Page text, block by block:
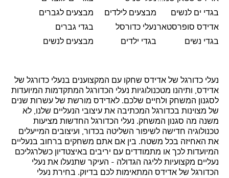
בגדי ים לנשים
מבצעים לילדים
מבצעים לגברים
אדידס סופרסטארנעלי כדורסל
בגדי גברים
בגדי נשים
בגדי ילדים מבצעים לנשים
נעלי כדורגל של אדידס שחקו עם המקצוענים בנעלי כדורגל של
אדידס, ותיהנו מטכנולוגיות נעלי הכדורגל המתקדמות המיועדות
לסגנון המשחק ולחיים שלכם. לאדידס מורשת של עשרות שנים
של מצוינות בכדורגל המכתיבה את עיצובי הנעליים שלנו, לא
משנה מה סגנון המשחק. נעלי הכדורגל החדשות מציעות
טכנולוגיה חדישה לשיפור השליטה בכדור, ועיצובים המייעלים
את האחיזה בכל משטח. בין אם אתם משחקים ברחוב בנעליים
המיועדות לכך או מתמודדים עם יריבים באיצטדיון כשלרגליכם
נעליים מקצועיות לליגה הגדולה - העיקר שתנעלו את נעלי
הכדורגל של אדידס המתאימות לכם בדיוק. בחירת נעלי